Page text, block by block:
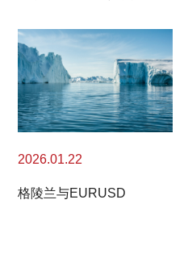
2026.01.22
格陵兰与EURUSD